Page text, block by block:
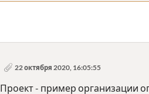
22 октября 2020, 16:05:55
Проект - пример организации